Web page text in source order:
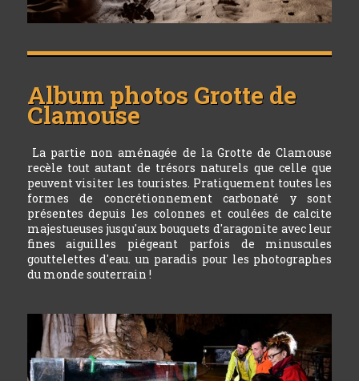
Album photos Grotte de
Clamouse
La partie non aménagée de la Grotte de Clamouse
recèle tout autant de trésors naturels que celle que
peuvent visiter les touristes. Pratiquement toutes les
formes de concrétionnement carbonaté y sont
présentes depuis les colonnes et coulées de calcite
majestueuses jusqu'aux bouquets d'aragonite avec leur
fines aiguilles piégeant parfois de minuscules
gouttelettes d'eau. un paradis pour les photographes
du monde souterrain !